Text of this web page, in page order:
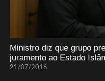
Ministro diz que grupo
juramento ao Estado
21/07/2016